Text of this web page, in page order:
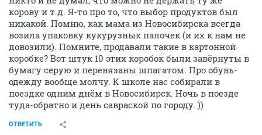
корову и т.д. Я-то про то, что выбор продуктов был
никакой. Помню, как мама из Новосибирска всегда
возила упаковку кукурузных палочек (и их к нам не
довозили). Помните, продавали такие в картонной
коробке? Вот штук 10 этих коробок были завёрнуты в
бумагу серую и перевязаны шпагатом. Про обувь-
одежду вообще молчу. К школе нас собирали в
поездке одним днём в Новосибирск. Ночь в поезде
туда-обратно и день савраской по городу. ))
ОТВЕТИТЬ